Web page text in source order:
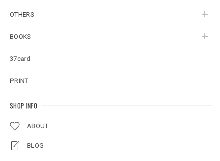
OTHERS
BOOKS
37card
PRINT
SHOP INFO
ABOUT
BLOG